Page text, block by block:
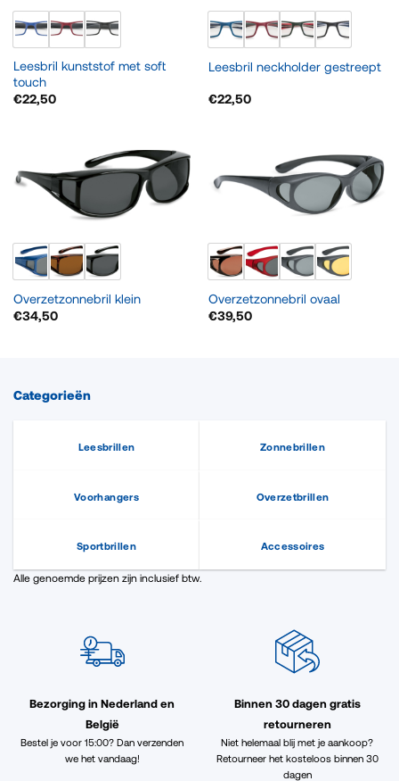
Leesbril kunststof met soft
touch
€22,50
Leesbril neckholder gestreept
€22,50
Overzetzonnebril klein
€34,50
Overzetzonnebril ovaal
€39,50
Categorieën
Leesbrillen Zonnebrillen
Voorhangers Overzetbrillen
Sportbrillen Accessoires
Alle genoemde prijzen zijn inclusief btw.
Bezorging in Nederland en
België
Bestel je voor 15:00? Dan verzenden
we het vandaag!
Binnen 30 dagen gratis
retourneren
Niet helemaal blij met je aankoop?
Retourneer het kosteloos binnen 30
dagen